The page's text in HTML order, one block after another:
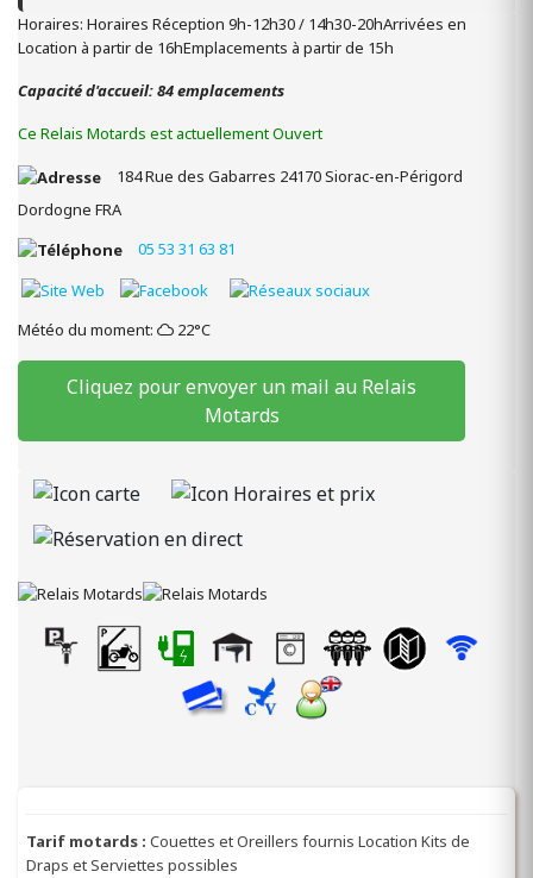
Horaires: Horaires Réception 9h-12h30 / 14h30-20hArrivées en
Location à partir de 16hEmplacements à partir de 15h
Capacité d'accueil: 84 emplacements
Ce Relais Motards est actuellement Ouvert
184 Rue des Gabarres 24170Siorac-en-Périgord
Dordogne FRA
05 53 31 63 81
Météo du moment: 22°C
Cliquez pour envoyer un mail au Relais
Motards
Tarif motards : Couettes et Oreillers fournis Location Kits de
Draps et Serviettes possibles